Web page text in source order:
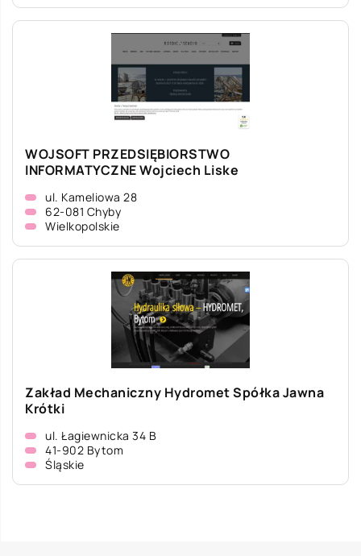
WOJSOFT PRZEDSIĘBIORSTWO
INFORMATYCZNE Wojciech Liske
ul. Kameliowa 28
62-081 Chyby
Wielkopolskie
Zakład Mechaniczny Hydromet Spółka Jawna
Krótki
ul. Łagiewnicka 34 B
41-902 Bytom
Śląskie